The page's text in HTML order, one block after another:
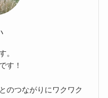
。
す！
のつながりにワクワク